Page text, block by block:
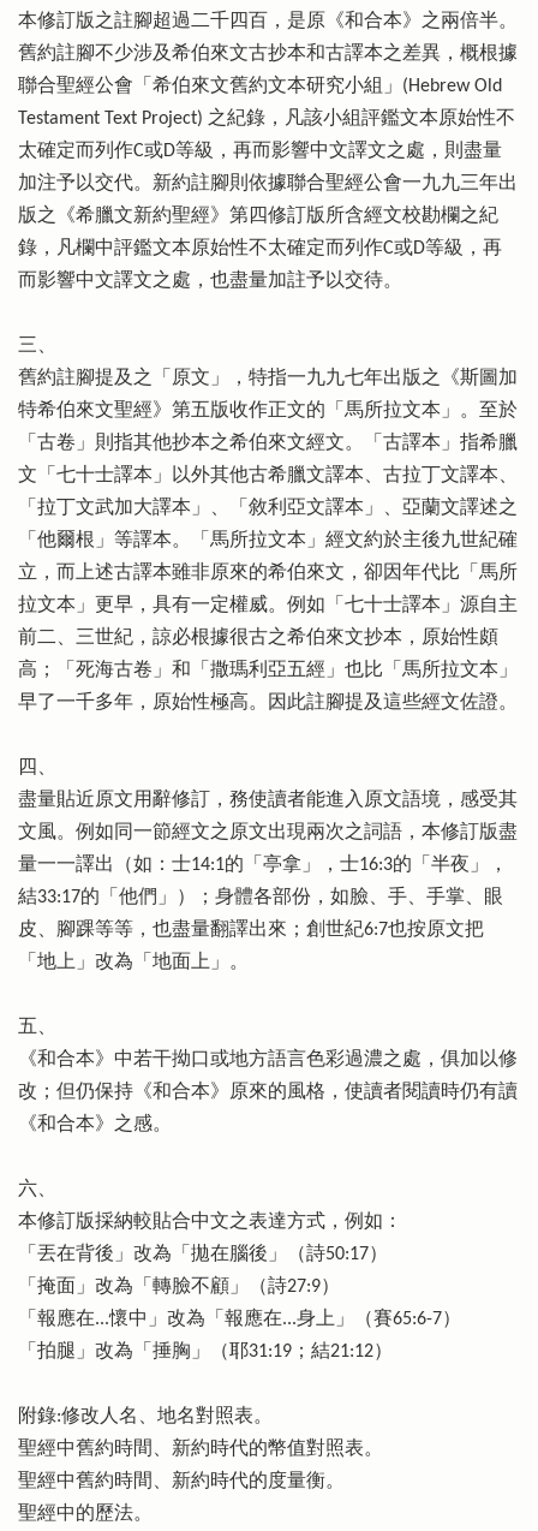
本修訂版之註腳超過二千四百，是原《和合本》之兩倍半。
舊約註腳不少涉及希伯來文古抄本和古譯本之差異，概根據
聯合聖經公會「希伯來文舊約文本研究小組」(Hebrew Old
Testament Text Project) 之紀錄，凡該小組評鑑文本原始性不
太確定而列作C或D等級，再而影響中文譯文之處，則盡量
加注予以交代。新約註腳則依據聯合聖經公會一九九三年出
版之《希臘文新約聖經》第四修訂版所含經文校勘欄之紀
錄，凡欄中評鑑文本原始性不太確定而列作C或D等級，再
而影響中文譯文之處，也盡量加註予以交待。
三、
舊約註腳提及之「原文」，特指一九九七年出版之《斯圖加
特希伯來文聖經》第五版收作正文的「馬所拉文本」。至於
「古卷」則指其他抄本之希伯來文經文。「古譯本」指希臘
文「七十士譯本」以外其他古希臘文譯本、古拉丁文譯本、
「拉丁文武加大譯本」、「敘利亞文譯本」、亞蘭文譯述之
「他爾根」等譯本。「馬所拉文本」經文約於主後九世紀確
立，而上述古譯本雖非原來的希伯來文，卻因年代比「馬所
拉文本」更早，具有一定權威。例如「七十士譯本」源自主
前二、三世紀，諒必根據很古之希伯來文抄本，原始性頗
高；「死海古卷」和「撒瑪利亞五經」也比「馬所拉文本」
早了一千多年，原始性極高。因此註腳提及這些經文佐證。
四、
盡量貼近原文用辭修訂，務使讀者能進入原文語境，感受其
文風。例如同一節經文之原文出現兩次之詞語，本修訂版盡
量一一譯出（如：士14:1的「亭拿」，士16:3的「半夜」，
結33:17的「他們」）；身體各部份，如臉、手、手掌、眼
皮、腳踝等等，也盡量翻譯出來；創世紀6:7也按原文把
「地上」改為「地面上」。
五、
《和合本》中若干拗口或地方語言色彩過濃之處，俱加以修
改；但仍保持《和合本》原來的風格，使讀者閱讀時仍有讀
《和合本》之感。
六、
本修訂版採納較貼合中文之表達方式，例如：
「丟在背後」改為「拋在腦後」（詩50:17）
「掩面」改為「轉臉不顧」（詩27:9）
「報應在...懷中」改為「報應在...身上」（賽65:6-7）
「拍腿」改為「捶胸」（耶31:19；結21:12）
附錄:修改人名、地名對照表。
聖經中舊約時間、新約時代的幣值對照表。
聖經中舊約時間、新約時代的度量衡。
聖經中的歷法。